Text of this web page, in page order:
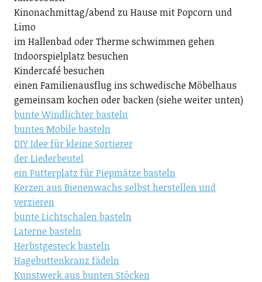
Kinonachmittag/abend zu Hause mit Popcorn und
Limo
im Hallenbad oder Therme schwimmen gehen
Indoorspielplatz besuchen
Kindercafé besuchen
einen Familienausflug ins schwedische Möbelhaus
gemeinsam kochen oder backen (siehe weiter unten)
bunte Windlichter basteln
buntes Mobile basteln
DIY Idee für kleine Sortierer
der Liederbeutel
ein Futterplatz für Piepmätze basteln
Kerzen aus Bienenwachs selbst herstellen und
verzieren
bunte Lichtschalen basteln
Laterne basteln
Herbstgesteck basteln
Hagebuttenkranz fädeln
Kunstwerk aus bunten Stöcken